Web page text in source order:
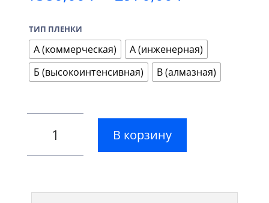
–
2970,00 ₽
ТИП ПЛЕНКИ
А (коммерческая)
А (инженерная)
Б (высокоинтенсивная)
В (алмазная)
В корзину